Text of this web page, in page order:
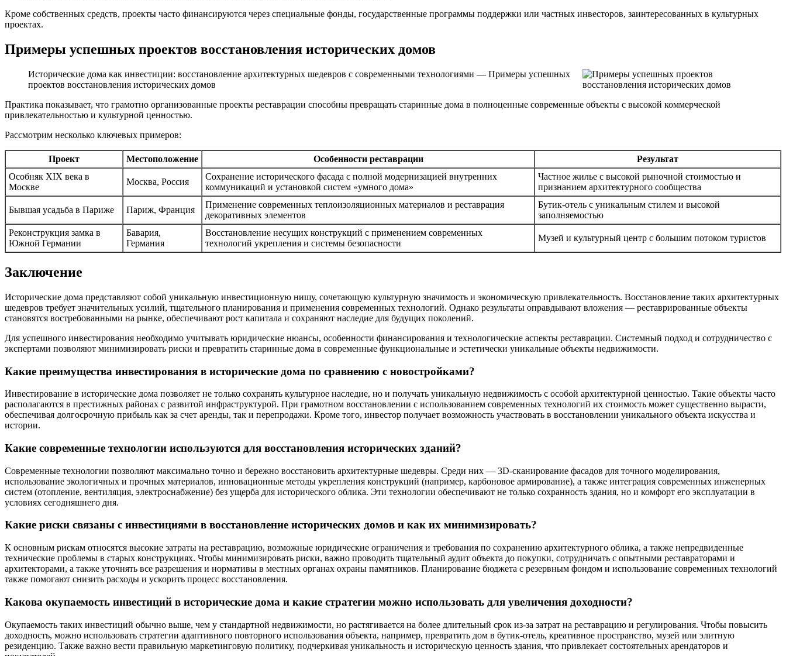
Кроме собственных средств, проекты часто финансируются через специальные фонды, государственные программы поддержки или частных инвесторов, заинтересованных в культурных
проектах.
Примеры успешных проектов восстановления исторических домов
Исторические дома как инвестиции: восстановление архитектурных шедевров с современными технологиями — Примеры успешных
проектов восстановления исторических домов
Практика показывает, что грамотно организованные проекты реставрации способны превращать старинные дома в полноценные современные объекты с высокой коммерческой
привлекательностью и культурной ценностью.
Рассмотрим несколько ключевых примеров:
Проект Местоположение Особенности реставрации
Результат
Особняк XIX века в
Москве
Москва, Россия
Сохранение исторического фасада с полной модернизацией внутренних
коммуникаций и установкой систем «умного дома»
Частное жилье с высокой рыночной стоимостью и
признанием архитектурного сообщества
Бывшая усадьба в Париже Париж, Франция
Применение современных теплоизоляционных материалов и реставрация
декоративных элементов
Бутик-отель с уникальным стилем и высокой
заполняемостью
Реконструкция замка в
Южной Германии
Бавария,
Германия
Восстановление несущих конструкций с применением современных
технологий укрепления и системы безопасности
Музей и культурный центр с большим потоком туристов
Заключение
Исторические дома представляют собой уникальную инвестиционную нишу, сочетающую культурную значимость и экономическую привлекательность. Восстановление таких архитектурных
шедевров требует значительных усилий, тщательного планирования и применения современных технологий. Однако результаты оправдывают вложения — реставрированные объекты
становятся востребованными на рынке, обеспечивают рост капитала и сохраняют наследие для будущих поколений.
Для успешного инвестирования необходимо учитывать юридические нюансы, особенности финансирования и технологические аспекты реставрации. Системный подход и сотрудничество с
экспертами позволяют минимизировать риски и превратить старинные дома в современные функциональные и эстетически уникальные объекты недвижимости.
Какие преимущества инвестирования в исторические дома по сравнению с новостройками?
Инвестирование в исторические дома позволяет не только сохранять культурное наследие, но и получать уникальную недвижимость с особой архитектурной ценностью. Такие объекты часто
располагаются в престижных районах с развитой инфраструктурой. При грамотном восстановлении с использованием современных технологий их стоимость может существенно вырасти,
обеспечивая долгосрочную прибыль как за счет аренды, так и перепродажи. Кроме того, инвестор получает возможность участвовать в восстановлении уникального объекта искусства и
истории.
Какие современные технологии используются для восстановления исторических зданий?
Современные технологии позволяют максимально точно и бережно восстановить архитектурные шедевры. Среди них — 3D-сканирование фасадов для точного моделирования,
использование экологичных и прочных материалов, инновационные методы укрепления конструкций (например, карбоновое армирование), а также интеграция современных инженерных
систем (отопление, вентиляция, электроснабжение) без ущерба для исторического облика. Эти технологии обеспечивают не только сохранность здания, но и комфорт его эксплуатации в
условиях сегодняшнего дня.
Какие риски связаны с инвестициями в восстановление исторических домов и как их минимизировать?
К основным рискам относятся высокие затраты на реставрацию, возможные юридические ограничения и требования по сохранению архитектурного облика, а также непредвиденные
технические проблемы в старых конструкциях. Чтобы минимизировать риски, важно проводить тщательный аудит объекта до покупки, сотрудничать с опытными реставраторами и
архитекторами, а также уточнять все разрешения и нормативы в местных органах охраны памятников. Планирование бюджета с резервным фондом и использование современных технологий
также помогают снизить расходы и ускорить процесс восстановления.
Какова окупаемость инвестиций в исторические дома и какие стратегии можно использовать для увеличения доходности?
Окупаемость таких инвестиций обычно выше, чем у стандартной недвижимости, но растягивается на более длительный срок из-за затрат на реставрацию и регулирования. Чтобы повысить
доходность, можно использовать стратегии адаптивного повторного использования объекта, например, превратить дом в бутик-отель, креативное пространство, музей или элитную
резиденцию. Также важно вести правильную маркетинговую политику, подчеркивая уникальность и историческую ценность здания, что привлекает состоятельных арендаторов и